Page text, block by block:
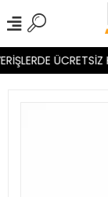
ÜCRETSİZ